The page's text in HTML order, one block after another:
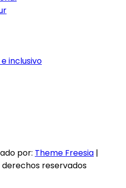
inclusivo
por: Theme Freesia |
derechos reservados